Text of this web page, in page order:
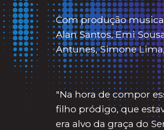
Com produção
Alan Santos, Emi
Antunes, Simone
"Na hora de compor
filho pródigo, que
era alvo da graça do